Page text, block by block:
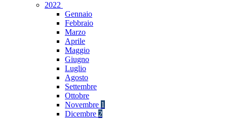
2022
Gennaio
Febbraio
Marzo
Aprile
Maggio
Giugno
Luglio
Agosto
Settembre
Ottobre
Novembre 1
Dicembre 2